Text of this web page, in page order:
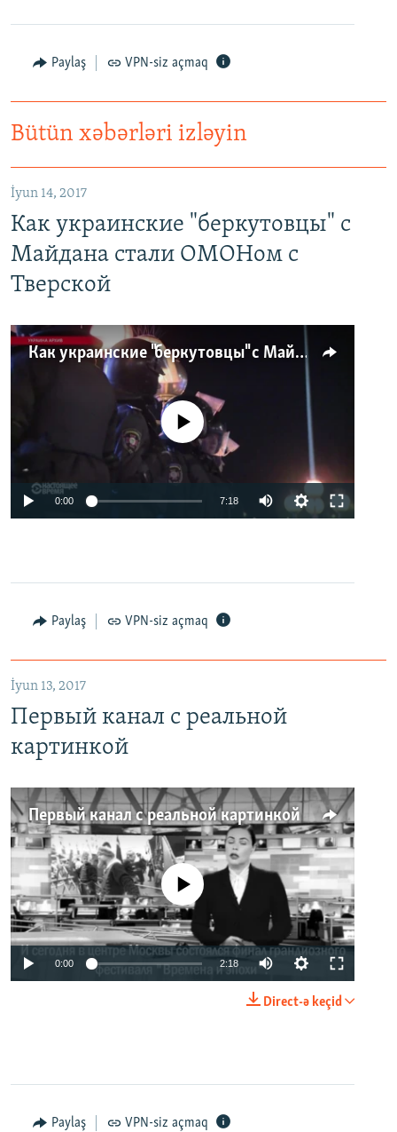
Paylaş VPN-siz açmaq
Bütün xəbərləri izləyin
İyun 14, 2017
Как украинские "беркутовцы" с
Майдана стали ОМОНом с
Тверской
Как украинские "беркутовцы" с Майдана стали ОМОНом с Тверской
No media source currently available
0:00 7:18
Paylaş VPN-siz açmaq
İyun 13, 2017
Первый канал с реальной
картинкой
Первый канал с реальной картинкой
No media source currently available
0:00 2:18
Direct-ə keçid
Paylaş VPN-siz açmaq